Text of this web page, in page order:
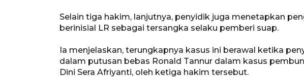
Selain tiga hakim, lanjutnya, penyidik juga menetapkan
berinisial LR sebagai tersangka selaku pemberi suap.
Ia menjelaskan, terungkapnya kasus ini berawal ketika
dalam putusan bebas Ronald Tannur dalam kasus
Dini Sera Afriyanti, oleh ketiga hakim tersebut.